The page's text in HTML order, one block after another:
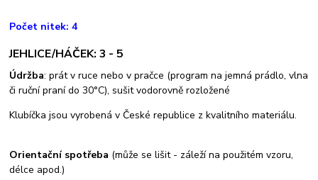
Počet nitek: 4
JEHLICE/HÁČEK: 3 - 5
Údržba: prát v ruce nebo v pračce (program na jemná prádlo, vlna
či ruční praní do 30°C), sušit vodorovně rozložené
Klubíčka jsou vyrobená v České republice z kvalitního materiálu.
Orientační spotřeba (může se lišit - záleží na použitém vzoru,
délce apod.)